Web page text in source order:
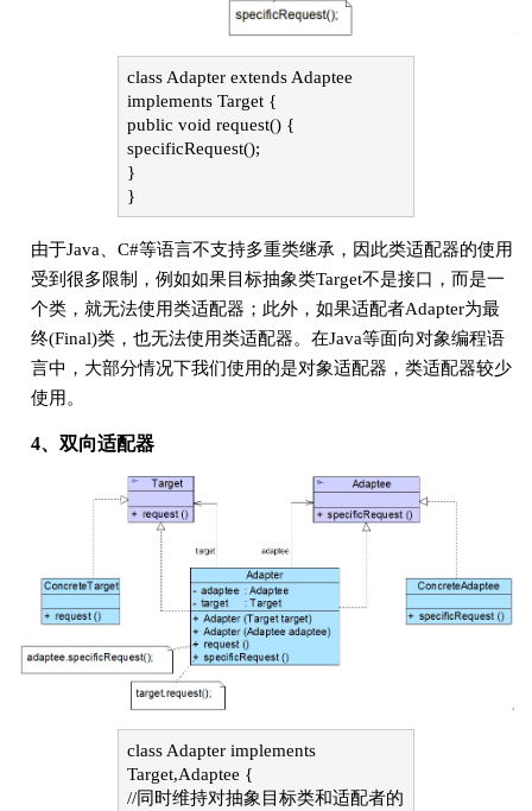
class Adapter extends Adaptee
implements Target {
public void request() {
specificRequest();
}
}
由于Java、C#等语言不支持多重类继承，因此类适配器的使用
受到很多限制，例如如果目标抽象类Target不是接口，而是一
个类，就无法使用类适配器；此外，如果适配者Adapter为最
终(Final)类，也无法使用类适配器。在Java等面向对象编程语
言中，大部分情况下我们使用的是对象适配器，类适配器较少
使用。
4、双向适配器
class Adapter implements
Target,Adaptee {
//同时维持对抽象目标类和适配者的